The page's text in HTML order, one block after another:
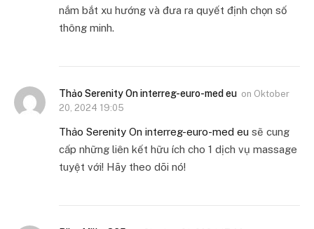
nắm bắt xu hướng và đưa ra quyết định chọn số
thông minh.
Thảo Serenity On interreg-euro-med eu on Oktober
20, 2024 19:05
Thảo Serenity On interreg-euro-med eu sẽ cung
cấp những liên kết hữu ích cho 1 dịch vụ massage
tuyệt với! Hãy theo dõi nó!